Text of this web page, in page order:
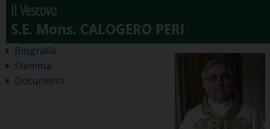
Il Vescovo
Biografia
Stemma
Documenti